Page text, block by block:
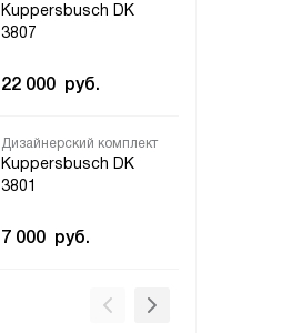
Kuppersbusch DK
3807
22 000 руб.
Дизайнерский комплект
Kuppersbusch DK
3801
7 000 руб.